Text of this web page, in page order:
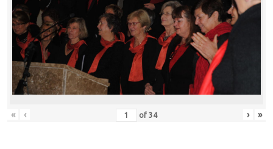
« ‹ of 34 › »